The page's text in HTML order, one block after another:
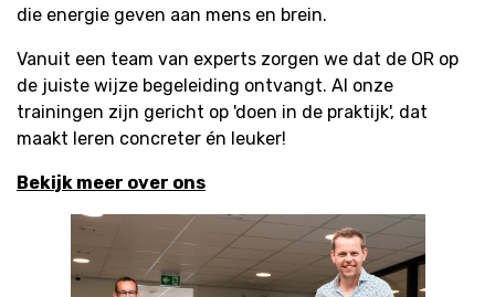
die energie geven aan mens en brein.
Vanuit een team van experts zorgen we dat de OR op
de juiste wijze begeleiding ontvangt. Al onze
trainingen zijn gericht op 'doen in de praktijk', dat
maakt leren concreter én leuker!
Bekijk meer over ons